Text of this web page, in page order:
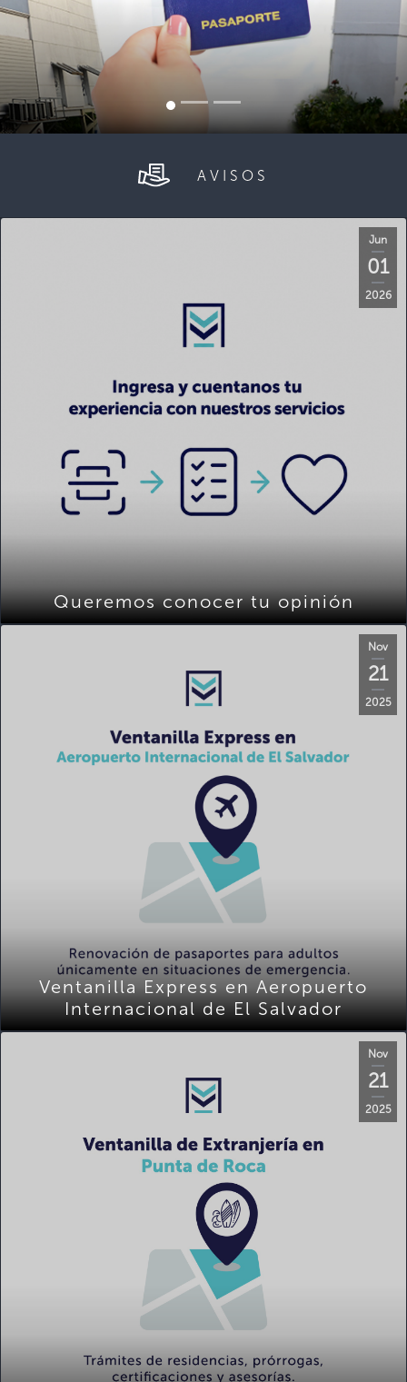
AVISOS
Jun
01
2026
Queremos conocer tu opinión
Nov
21
2025
Ventanilla Express en Aeropuerto
Internacional de El Salvador
Nov
21
2025